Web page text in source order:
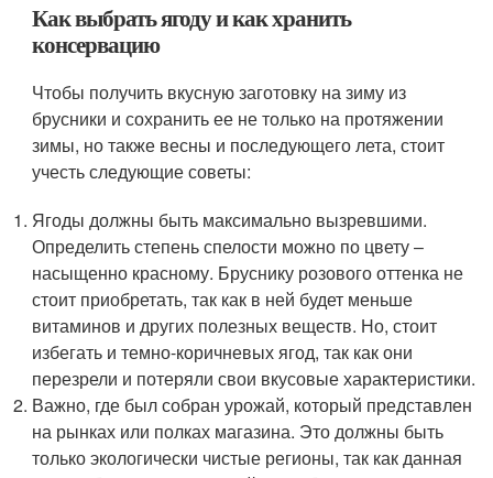
Как выбрать ягоду и как хранить
консервацию
Чтобы получить вкусную заготовку на зиму из
брусники и сохранить ее не только на протяжении
зимы, но также весны и последующего лета, стоит
учесть следующие советы:
Ягоды должны быть максимально вызревшими.
Определить степень спелости можно по цвету –
насыщенно красному. Бруснику розового оттенка не
стоит приобретать, так как в ней будет меньше
витаминов и других полезных веществ. Но, стоит
избегать и темно-коричневых ягод, так как они
перезрели и потеряли свои вкусовые характеристики.
Важно, где был собран урожай, который представлен
на рынках или полках магазина. Это должны быть
только экологически чистые регионы, так как данная